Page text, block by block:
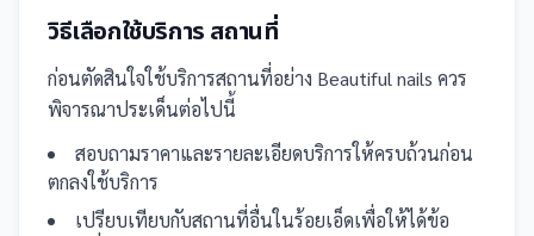
วิธีเลือกใช้บริการ สถานที่
ก่อนตัดสินใจใช้บริการสถานที่อย่าง Beautiful nails ควร
พิจารณาประเด็นต่อไปนี้
สอบถามราคาและรายละเอียดบริการให้ครบถ้วนก่อน
ตกลงใช้บริการ
เปรียบเทียบกับสถานที่อื่นในร้อยเอ็ดเพื่อให้ได้ข้อ